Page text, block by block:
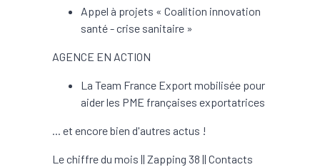
Appel à projets « Coalition innovation
santé - crise sanitaire »
AGENCE EN ACTION
La Team France Export mobilisée pour
aider les PME françaises exportatrices
... et encore bien d'autres actus !
Le chiffre du mois || Zapping 38 || Contacts